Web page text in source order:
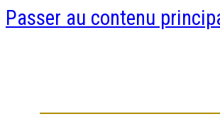
Passer au contenu